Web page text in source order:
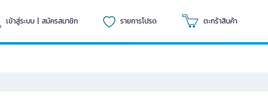
เข้าสู่ระบบ | สมัครสมาชิก รายการโปรด ตะกร้าสินค้า